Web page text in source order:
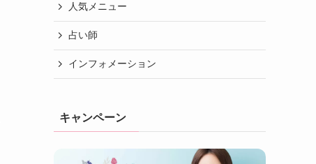
人気メニュー
占い師
インフォメーション
キャンペーン